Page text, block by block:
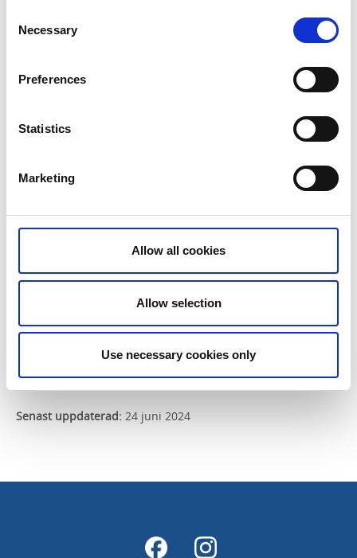
Selection
Necessary
Preferences
Statistics
Marketing
Allow all cookies
Allow selection
Use necessary cookies only
kommentarer som inte håller sig till ämnet eller
hänger ut enskilda personer med bild och/eller
Vi ser restriktivt på länkning till andra webbsidor
och kommentarer som innehåller länkar kan
komma att tas bort. Kommersiella inlägg och
kommentarer som syftar till försäljning av specifika
När det är möjligt informeras upphovsmannen till
inlägget att detta har tagits bort med en förklaring
besökare som vid upprepade tillfällen bryter emot
ovanstående regler för sidan. Blockering varar under
Senast uppdaterad: 24 juni 2024